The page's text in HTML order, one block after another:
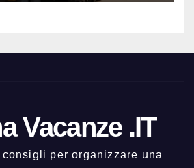
Vacanze .IT
consigli per organizzare una